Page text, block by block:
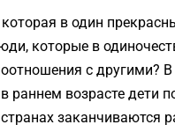
в один
которые в
с другими?
раннем возрасте дети
заканчиваются